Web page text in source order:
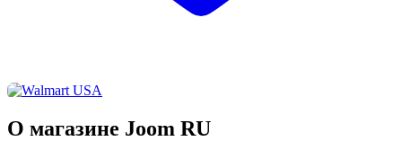
О магазине Joom RU